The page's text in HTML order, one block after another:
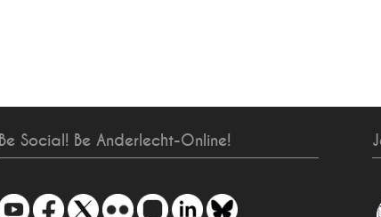
Be Social! Be Anderlecht-Online!